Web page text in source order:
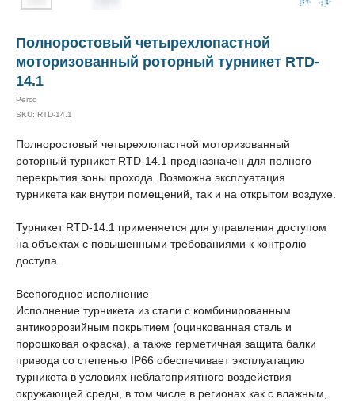
Полноростовый четырехлопастной
моторизованный роторный турникет RTD-
14.1
Perco
SKU: RTD-14.1
Полноростовый четырехлопастной моторизованный
роторный турникет RTD-14.1 предназначен для полного
перекрытия зоны прохода. Возможна эксплуатация
турникета как внутри помещений, так и на открытом воздухе.
Турникет RTD-14.1 применяется для управления доступом
на объектах с повышенными требованиями к контролю
доступа.
Всепогодное исполнение
Исполнение турникета из стали с комбинированным
антикоррозийным покрытием (оцинкованная сталь и
порошковая окраска), а также герметичная защита балки
привода со степенью IP66 обеспечивает эксплуатацию
турникета в условиях неблагоприятного воздействия
окружающей среды, в том числе в регионах как с влажным,